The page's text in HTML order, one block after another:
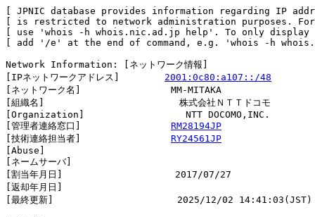
[ JPNIC database provides information regarding IP
[ is restricted to network administration purposes.
[ use 'whois -h whois.nic.ad.jp help'. To only
[ add '/e' at the end of command, e.g. 'whois -h
Network Information: [ネットワーク情報]
[IPネットワークアドレス] 2001:0c80:a107::/48
[ネットワーク名]                MM-MITAKA
[組織名]                        株式会社ＮＴＴドコモ
[Organization]                  NTT DOCOMO,INC.
[管理者連絡窓口] RM28194JP
[技術連絡担当者] RY24561JP
[Abuse]
[ネームサーバ]
[割当年月日]                    2017/07/27
[返却年月日]
[最終更新]                      2025/12/02 14:41:03(JST)